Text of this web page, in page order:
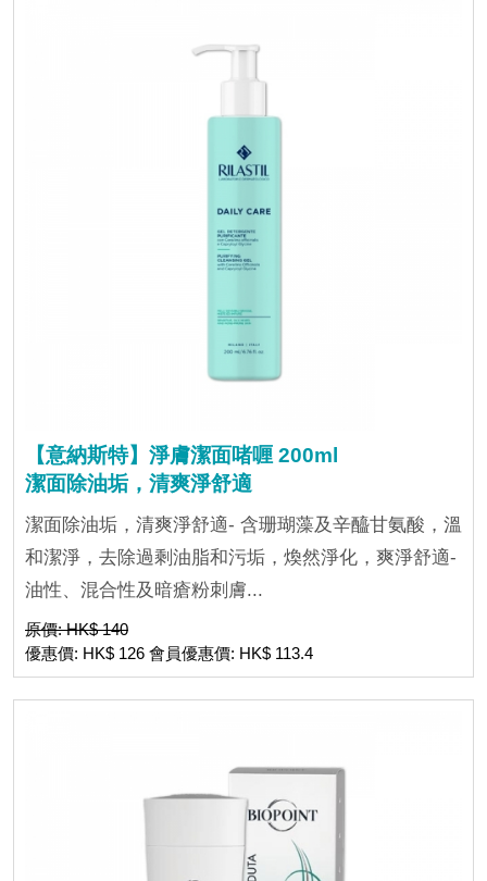
【意納斯特】淨膚潔面啫喱 200ml
潔面除油垢，清爽淨舒適
潔面除油垢，清爽淨舒適- 含珊瑚藻及辛醯甘氨酸，溫
和潔淨，去除過剩油脂和污垢，煥然淨化，爽淨舒適-
油性、混合性及暗瘡粉刺膚...
原價: HK$ 140
優惠價: HK$ 126 會員優惠價: HK$ 113.4